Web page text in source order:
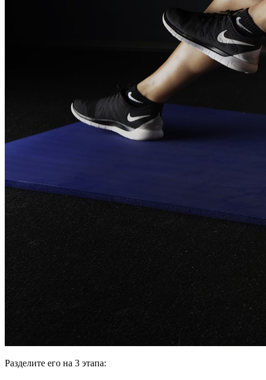
Разделите его на 3 этапа: